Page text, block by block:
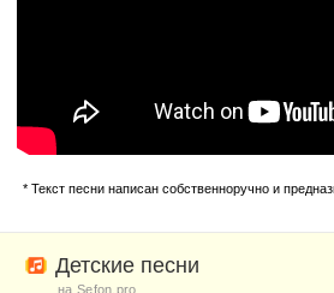
* Текст песни написан собственноручно и
Детские песни
на Sefon.pro